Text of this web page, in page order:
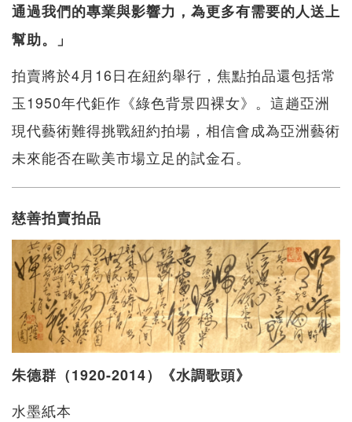
通過我們的專業與影響力，為更多有需要的人送上
幫助。」
拍賣將於4月16日在紐約舉行，焦點拍品還包括常
玉1950年代鉅作《綠色背景四裸女》。這趟亞洲
現代藝術難得挑戰紐約拍場，相信會成為亞洲藝術
未來能否在歐美市場立足的試金石。
慈善拍賣拍品
朱德群（1920-2014）《水調歌頭》
水墨紙本